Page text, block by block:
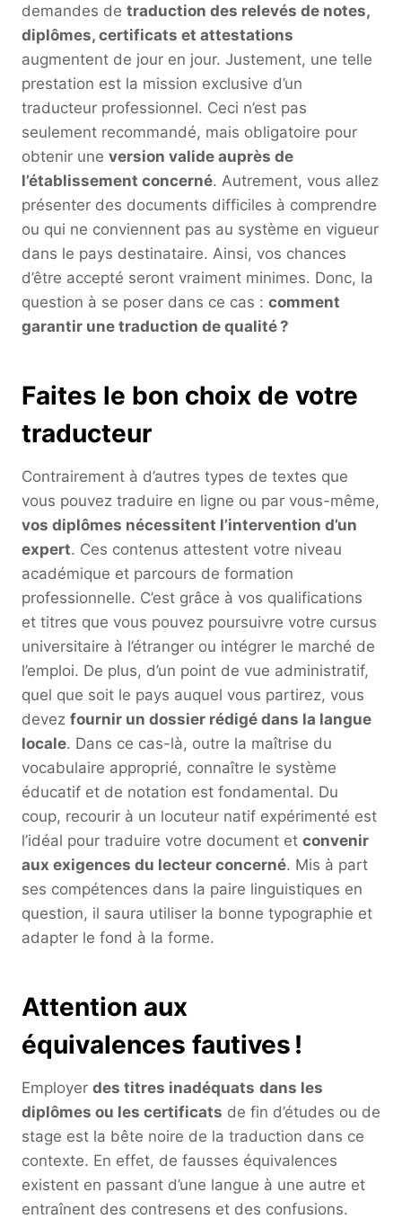
demandes de traduction des relevés de notes,
diplômes, certificats et attestations
augmentent de jour en jour. Justement, une telle
prestation est la mission exclusive d’un
traducteur professionnel. Ceci n’est pas
seulement recommandé, mais obligatoire pour
obtenir une version valide auprès de
l’établissement concerné. Autrement, vous allez
présenter des documents difficiles à comprendre
ou qui ne conviennent pas au système en vigueur
dans le pays destinataire. Ainsi, vos chances
d’être accepté seront vraiment minimes. Donc, la
question à se poser dans ce cas : comment
garantir une traduction de qualité?
Faites le bon choix de votre
traducteur
Contrairement à d’autres types de textes que
vous pouvez traduire en ligne ou par vous-même,
vos diplômes nécessitent l’intervention d’un
expert. Ces contenus attestent votre niveau
académique et parcours de formation
professionnelle. C’est grâce à vos qualifications
et titres que vous pouvez poursuivre votre cursus
universitaire à l’étranger ou intégrer le marché de
l’emploi. De plus, d’un point de vue administratif,
quel que soit le pays auquel vous partirez, vous
devez fournir un dossier rédigé dans la langue
locale. Dans ce cas-là, outre la maîtrise du
vocabulaire approprié, connaître le système
éducatif et de notation est fondamental. Du
coup, recourir à un locuteur natif expérimenté est
l’idéal pour traduire votre document et convenir
aux exigences du lecteur concerné. Mis à part
ses compétences dans la paire linguistiques en
question, il saura utiliser la bonne typographie et
adapter le fond à la forme.
Attention aux
équivalences fautives !
Employer des titres inadéquats dans les
diplômes ou les certificats de fin d’études ou de
stage est la bête noire de la traduction dans ce
contexte. En effet, de fausses équivalences
existent en passant d’une langue à une autre et
entraînent des contresens et des confusions.